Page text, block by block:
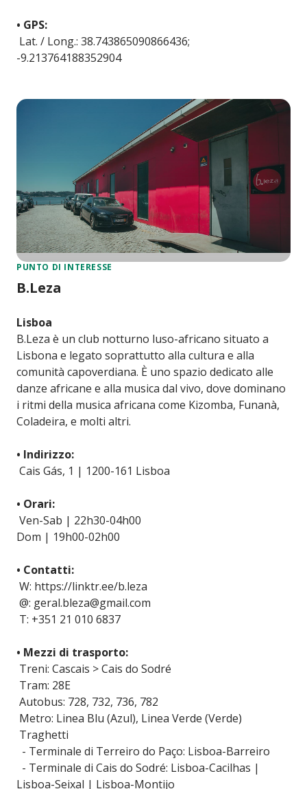
• GPS:
Lat. / Long.: 38.743865090866436;
-9.213764188352904
PUNTO DI INTERESSE
B.Leza
Lisboa
B.Leza è un club notturno luso-africano situato a
Lisbona e legato soprattutto alla cultura e alla
comunità capoverdiana. È uno spazio dedicato alle
danze africane e alla musica dal vivo, dove dominano
i ritmi della musica africana come Kizomba, Funanà,
Coladeira, e molti altri.
• Indirizzo:
Cais Gás, 1 | 1200-161 Lisboa
• Orari:
Ven-Sab | 22h30-04h00
Dom | 19h00-02h00
• Contatti:
W: https://linktr.ee/b.leza
@: geral.bleza@gmail.com
T: +351 21 010 6837
• Mezzi di trasporto:
Treni: Cascais > Cais do Sodré
Tram: 28E
Autobus: 728, 732, 736, 782
Metro: Linea Blu (Azul), Linea Verde (Verde)
Traghetti
- Terminale di Terreiro do Paço: Lisboa-Barreiro
- Terminale di Cais do Sodré: Lisboa-Cacilhas |
Lisboa-Seixal | Lisboa-Montijo